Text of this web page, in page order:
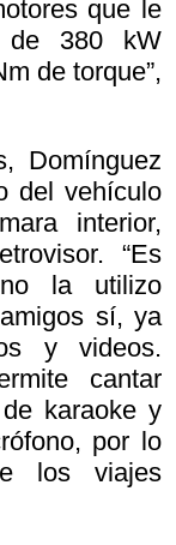
que le
de 380 kW
de torque”,
Domínguez
del vehículo
interior,
“Es
la utilizo
sí, ya
y videos.
cantar
karaoke y
por lo
los viajes